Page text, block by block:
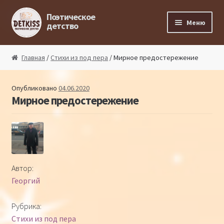
Перейти к навигации
Перейти к содержимому
Поэтическое
детство Меню
Поэтический ликбез
Поэтический блог
Детская философия
Главная /Стихи из под пера / Мирное предостережение
Опубликовано 04.06.2020
Мирное предостережение
Автор:
Георгий
Рубрика:
Стихи из под пера